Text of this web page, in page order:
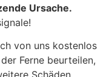
Ursache.
von uns kostenlos
Ferne beurteilen,